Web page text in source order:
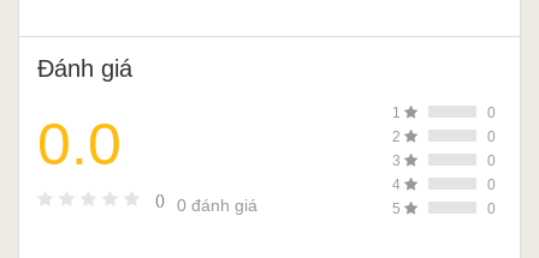
Đánh giá
0.0
() 0 đánh giá
1
0
2
0
3
0
4
0
5
0